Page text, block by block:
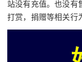
站没有充值。也没有
打赏，捐赠等相关行